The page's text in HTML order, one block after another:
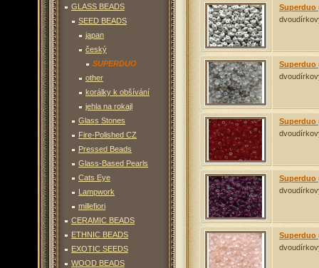
Superduo
Superduo (5g)
20Kč
To the basket
Superduo
Superduo (5g)
15Kč
To the basket
Superduo
Superduo (5g)
15Kč
To the basket
Superduo
Superduo (5g)
15Kč
To the basket
Superduo
GLASS BEADS
SEED BEADS
japan
český
SUPERDUO
other
korálky k obšívání
jehla na rokajl
Glass Stones
Fire-Polished CZ
Pressed Beads
Glass-Based Pearls
Cats Eye
Lampwork
millefiori
CERAMIC BEADS
ETHNIC BEADS
EXOTIC SEEDS
WOOD BEADS